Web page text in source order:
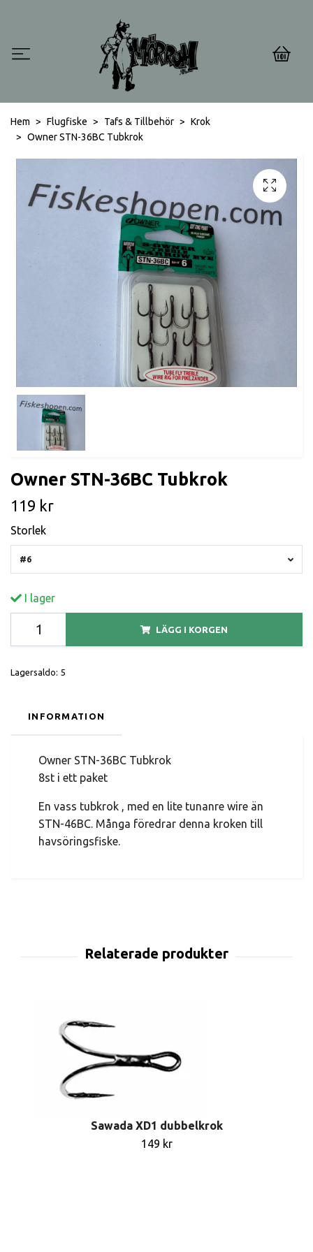
0
Hem Flugfiske Tafs & Tillbehör
Krok
Owner STN-36BC Tubkrok
Owner STN-36BC Tubkrok
119 kr
Storlek
#6
I lager
LÄGG I KORGEN
Lagersaldo: 5
INFORMATION
Owner STN-36BC Tubkrok
8st i ett paket
En vass tubkrok , med en lite tunanre wire än
STN-46BC. Många föredrar denna kroken till
havsöringsfiske.
Sawada XD1 dubbelkrok
149 kr